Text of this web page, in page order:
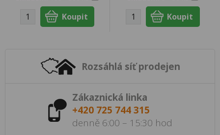
Rozsáhlá síť prodejen
Zákaznická linka
+420 725 744 315
denně 6:00 – 15:30 hod